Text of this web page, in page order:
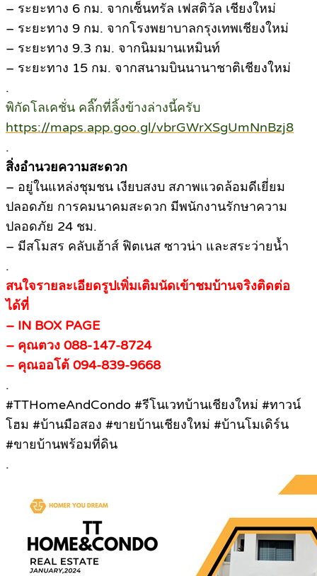
– ระยะทาง 6 กม. จากเซ็นทรัล เฟสติวัล เชียงใหม่
– ระยะทาง 9 กม. จากโรงพยาบาลกรุงเทพเชียงใหม่
– ระยะทาง 9.3 กม. จากนิมมานเหมินท์
– ระยะทาง 15 กม. จากสนามบินนานาชาติเชียงใหม่
.
พิกัดโลเคชั่น คลิ๊กที่ลิ้งข้างล่างนี้ครับ
https://maps.app.goo.gl/vbrGWrXSgUmNnBzj8
.
สิ่งอำนวยความสะดวก
– อยู่ในแหล่งชุมชน เงียบสงบ สภาพแวดล้อมดีเยี่ยม
ปลอดภัย การคมนาคมสะดวก มีพนักงานรักษาความ
ปลอดภัย 24 ชม.
– มีสโมสร คลับเฮ้าส์ ฟิตเนส ซาวน่า และสระว่ายน้ำ
.
สนใจรายละเอียดรูปเพิ่มเติมนัดเข้าชมบ้านจริงติดต่อ
ได้ที่
– IN BOX PAGE
– คุณตวง 088-147-8724
– คุณออโต้ 094-839-9668
.
#TTHomeAndCondo #รีโนเวทบ้านเชียงใหม่ #ทาวน์
โฮม #บ้านมือสอง #ขายบ้านเชียงใหม่ #บ้านโมเดิร์น
#ขายบ้านพร้อมที่ดิน
.